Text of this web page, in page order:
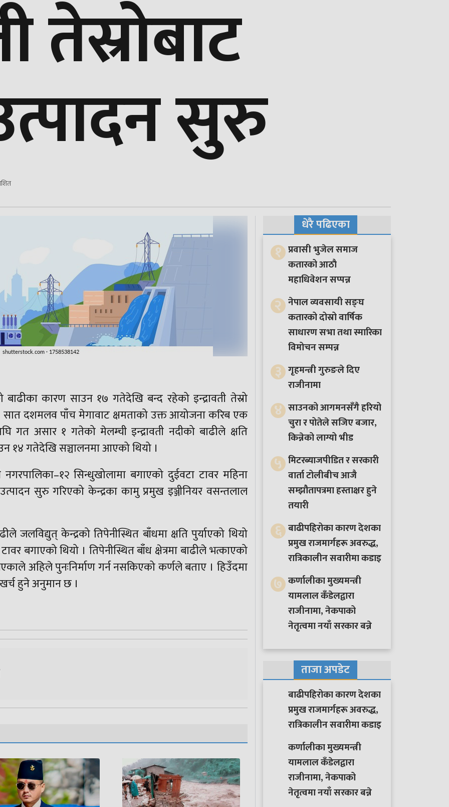
तेस्रोबाट
सुरु
बाढीका कारण साउन १७ गतेदेखि बन्द रहेको इन्द्रावती तेस्रो
सात दशमलव पाँच मेगावाट क्षमताको उक्त आयोजना करिब एक
गत असार १ गतेको मेलम्ची इन्द्रावती नदीको बाढीले क्षति
१४ गतेदेखि सञ्चालनमा आएको थियो ।
सिन्धुखोलामा बगाएको दुईवटा टावर महिना
उत्पादन सुरु गरिएको केन्द्रका कामु प्रमुख इञ्जीनियर वसन्तलाल
जलविद्युत् केन्द्रको तिपेनीस्थित बाँधमा क्षति पुर्याएको थियो
बगाएको थियो । तिपेनीस्थित बाँध क्षेत्रमा बाढीले भत्काएको
अहिले पुनःनिर्माण गर्न नसकिएको कर्णले बताए । हिउँदमा
हुने अनुमान छ ।
धेरै पढिएका
१ प्रवासी भुजेल समाज
कतारको आठाै
महाधिवेशन सप्पन्न
२ नेपाल व्यवसायी सङ्घ
कतारको दोस्रो वार्षिक
साधारण सभा तथा स्मारिका
विमोचन सम्पन्न
३ गृहमन्त्री गुरुङले दिए
राजीनामा
४ साउनको आगमनसँगै हरियो
चुरा र पोतेले सजिए बजार,
किन्नेको लाग्यो भीड
५ मिटरब्याजपीडित र सरकारी
वार्ता टोलीबीच आजै
सम्झौतापत्रमा हस्ताक्षर हुने
तयारी
६ बाढीपहिरोका कारण देशका
प्रमुख राजमार्गहरू अवरुद्ध,
रात्रिकालीन सवारीमा कडाइ
७ कर्णालीका मुख्यमन्त्री
यामलाल कँडेलद्वारा
राजीनामा, नेकपाको
नेतृत्वमा नयाँ सरकार बन्ने
ताजा अपडेट
बाढीपहिरोका कारण देशका
प्रमुख राजमार्गहरू अवरुद्ध,
रात्रिकालीन सवारीमा कडाइ
कर्णालीका मुख्यमन्त्री
यामलाल कँडेलद्वारा
राजीनामा, नेकपाको
नेतृत्वमा नयाँ सरकार बन्ने